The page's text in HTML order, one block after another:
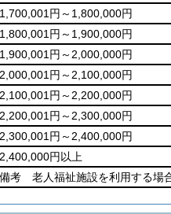
1,700,001円～1,800,000円
1,800,001円～1,900,000円
1,900,001円～2,000,000円
2,000,001円～2,100,000円
2,100,001円～2,200,000円
2,200,001円～2,300,000円
2,300,001円～2,400,000円
2,400,000円以上
備考 老人福祉施設を利用する場